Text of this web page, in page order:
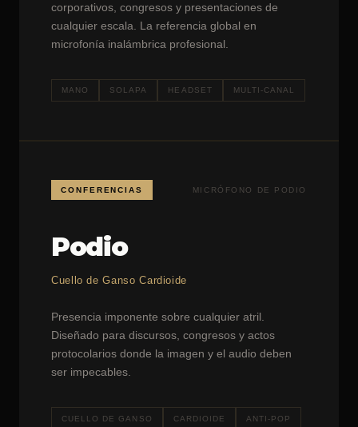
corporativos, congresos y presentaciones de
cualquier escala. La referencia global en
microfonía inalámbrica profesional.
MANO SOLAPA HEADSET MULTI-CANAL
CONFERENCIAS MICRÓFONO DE PODIO
Podio
Cuello de Ganso Cardioide
Presencia imponente sobre cualquier atril.
Diseñado para discursos, congresos y actos
protocolarios donde la imagen y el audio deben
ser impecables.
CUELLO DE GANSO CARDIOIDE ANTI-POP